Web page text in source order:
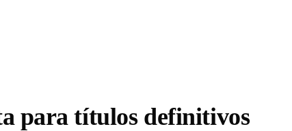
para títulos definitivos